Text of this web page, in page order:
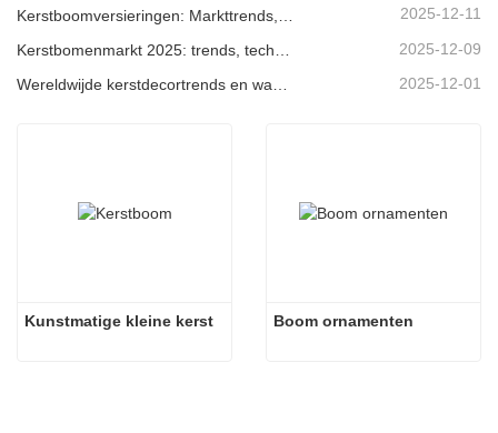
2025-12-11
2025-12-09
2025-12-01
Kunstmatige kleine kerst Boom ornamenten